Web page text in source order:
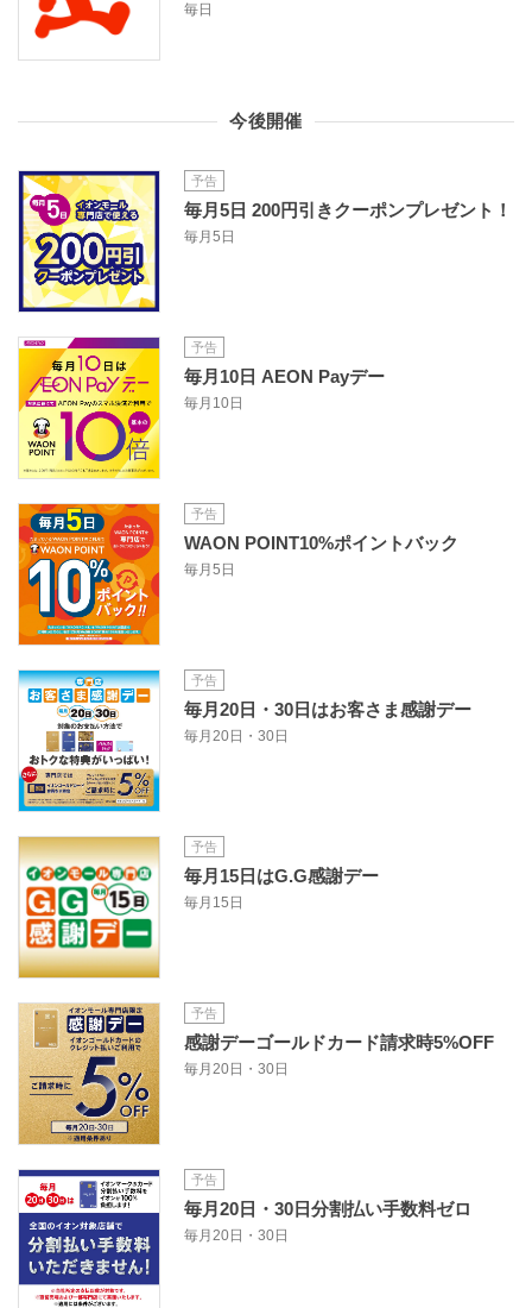
毎日
今後開催
予告
毎月5日 200円引きクーポンプレゼント！
毎月5日
予告
毎月10日 AEON Payデー
毎月10日
予告
WAON POINT10%ポイントバック
毎月5日
予告
毎月20日・30日はお客さま感謝デー
毎月20日・30日
予告
毎月15日はG.G感謝デー
毎月15日
予告
感謝デーゴールドカード請求時5%OFF
毎月20日・30日
予告
毎月20日・30日分割払い手数料ゼロ
毎月20日・30日